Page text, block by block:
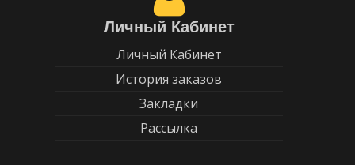
Личный Кабинет
Личный Кабинет
История заказов
Закладки
Рассылка